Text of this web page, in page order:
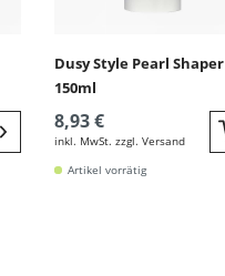
zur Detail
Dusy Style Pearl Shaper
150ml
8,93 €
inkl. MwSt. zzgl. Versand
Artikel vorrätig